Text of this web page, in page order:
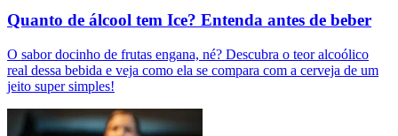
Quanto de álcool tem Ice? Entenda antes de beber
O sabor docinho de frutas engana, né? Descubra o teor alcoólico
real dessa bebida e veja como ela se compara com a cerveja de um
jeito super simples!